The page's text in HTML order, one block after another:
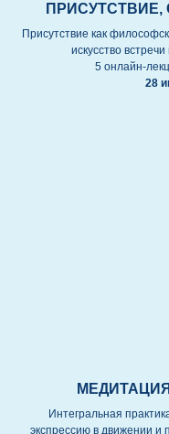
ПРИСУТСТВИЕ,
Присутствие как
искусство
5 онлайн-
28
Интегральная
экспрессию в движении и